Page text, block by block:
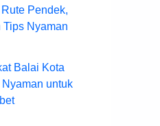
Pendek,
Tips Nyaman
Balai Kota
untuk